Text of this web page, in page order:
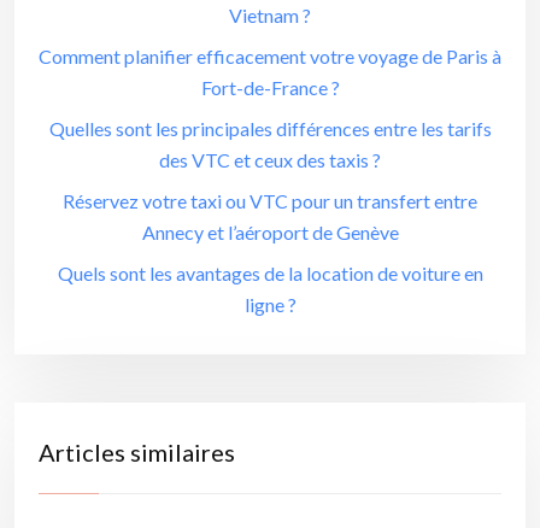
Vietnam ?
Comment planifier efficacement votre voyage de Paris à
Fort-de-France ?
Quelles sont les principales différences entre les tarifs
des VTC et ceux des taxis ?
Réservez votre taxi ou VTC pour un transfert entre
Annecy et l’aéroport de Genève
Quels sont les avantages de la location de voiture en
ligne ?
Articles similaires